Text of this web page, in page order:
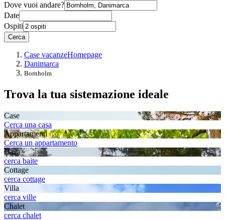
Dove vuoi andare?
Date
Ospiti
Cerca
Case vacanzeHomepage
Danimarca
Bornholm
Trova la tua sistemazione ideale
Case
Cerca una casa
Appartamenti
Cerca un appartamento
Baita
cerca baite
Cottage
cerca cottage
Villa
cerca ville
Chalet
cerca chalet